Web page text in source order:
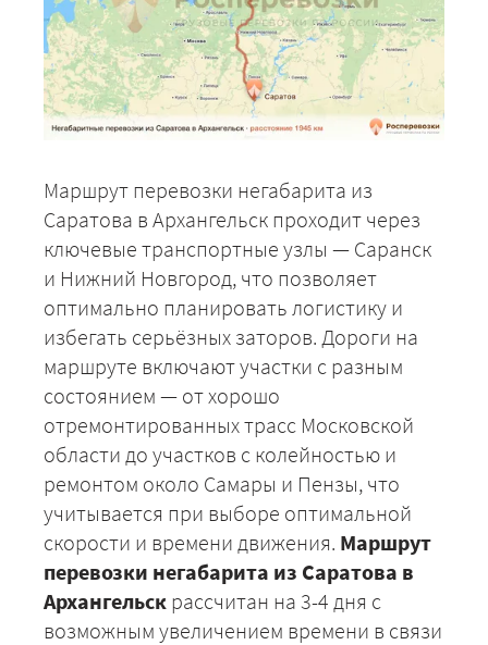
Маршрут перевозки негабарита из
Саратова в Архангельск проходит через
ключевые транспортные узлы — Саранск
и Нижний Новгород, что позволяет
оптимально планировать логистику и
избегать серьёзных заторов. Дороги на
маршруте включают участки с разным
состоянием — от хорошо
отремонтированных трасс Московской
области до участков с колейностью и
ремонтом около Самары и Пензы, что
учитывается при выборе оптимальной
скорости и времени движения. Маршрут
перевозки негабарита из Саратова в
Архангельск рассчитан на 3-4 дня с
возможным увеличением времени в связи